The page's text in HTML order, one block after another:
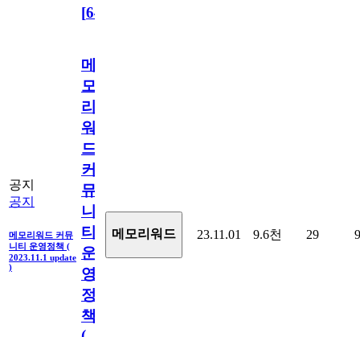
[64
공지
공지
메모리워드 커뮤
니티 운영정책 (
2023.11.1 update
)
메
모
리
워
드
커
뮤
니
티
운
영
정
책
메모리워드 23.11.01 9.6천 29 9